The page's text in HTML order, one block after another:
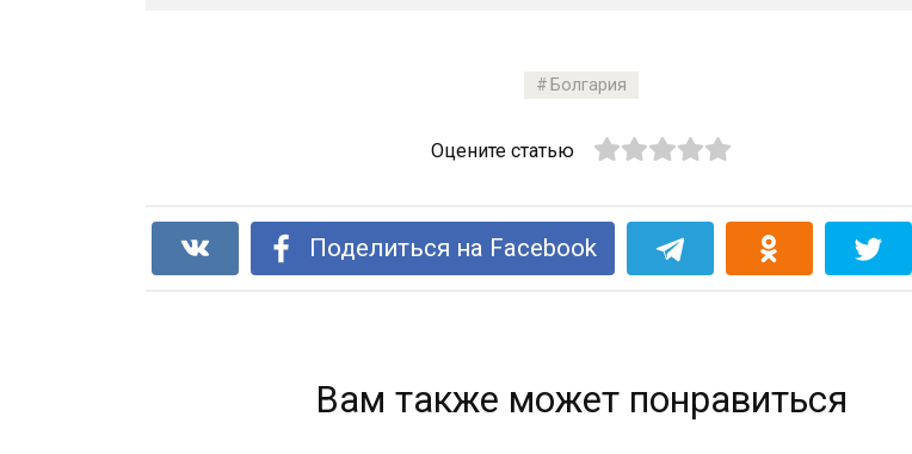
Болгария
Оцените статью
Поделиться на Facebook
Вам также может понравиться